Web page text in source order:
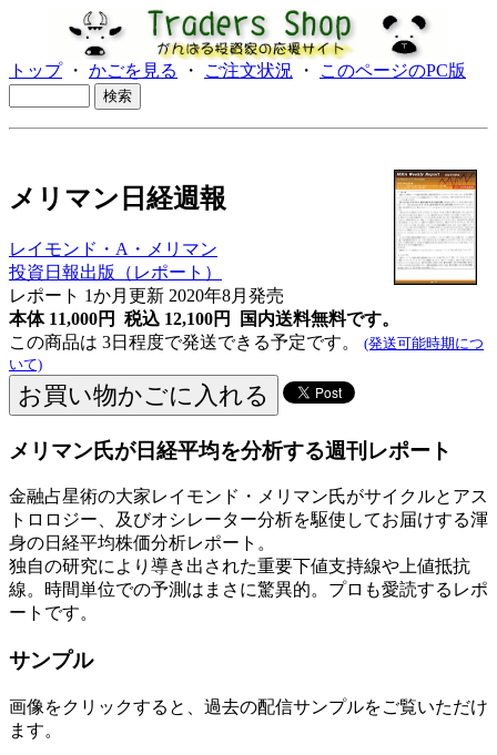
トップ・ かごを見る ・ ご注文状況 ・ このページのPC版
メリマン日経週報
レイモンド・A・メリマン
投資日報出版（レポート）
レポート 1か月更新 2020年8月発売
本体 11,000円 税込 12,100円
国内送料無料です。
この商品は 3日程度で発送できる予定です。 (発送可能時期につ
いて)
メリマン氏が日経平均を分析する週刊レポート
金融占星術の大家レイモンド・メリマン氏がサイクルとアス
トロロジー、及びオシレーター分析を駆使してお届けする渾
身の日経平均株価分析レポート。
独自の研究により導き出された重要下値支持線や上値抵抗
線。時間単位での予測はまさに驚異的。プロも愛読するレポ
ートです。
サンプル
画像をクリックすると、過去の配信サンプルをご覧いただけ
ます。